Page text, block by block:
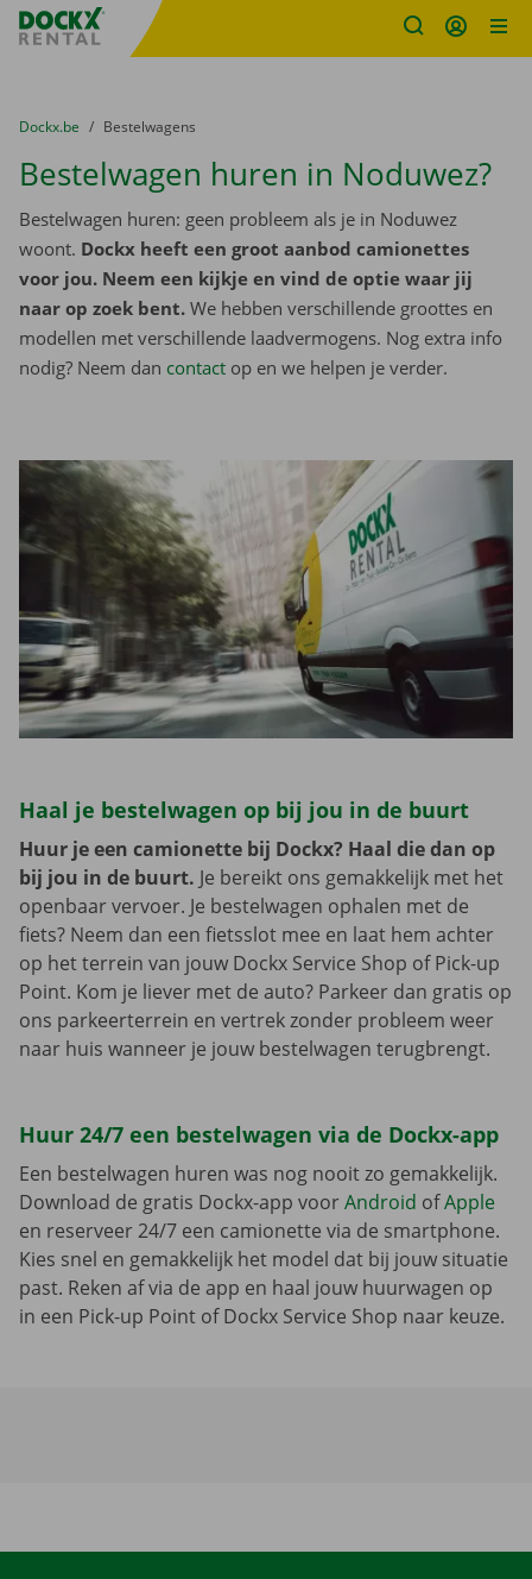
Fratello DEMO
U bevindt zich hier:
van
Dockx.be naar
Bestelwagens
Bestelwagen huren in Noduwez?
Bestelwagen huren: geen probleem als je in Noduwez
woont. Dockx heeft een groot aanbod camionettes
voor jou. Neem een kijkje en vind de optie waar jij
naar op zoek bent. We hebben verschillende groottes en
modellen met verschillende laadvermogens. Nog extra info
nodig? Neem dan contact op en we helpen je verder.
Haal je bestelwagen op bij jou in de buurt
Huur je een camionette bij Dockx? Haal die dan op
bij jou in de buurt. Je bereikt ons gemakkelijk met het
openbaar vervoer. Je bestelwagen ophalen met de
fiets? Neem dan een fietsslot mee en laat hem achter
op het terrein van jouw Dockx Service Shop of Pick-up
Point. Kom je liever met de auto? Parkeer dan gratis op
ons parkeerterrein en vertrek zonder probleem weer
naar huis wanneer je jouw bestelwagen terugbrengt.
Huur 24/7 een bestelwagen via de Dockx-app
Een bestelwagen huren was nog nooit zo gemakkelijk.
Download de gratis Dockx-app voorAndroid ofApple
en reserveer 24/7 een camionette via de smartphone.
Kies snel en gemakkelijk het model dat bij jouw situatie
past. Reken af via de app en haal jouw huurwagen op
in een Pick-up Point of Dockx Service Shop naar keuze.